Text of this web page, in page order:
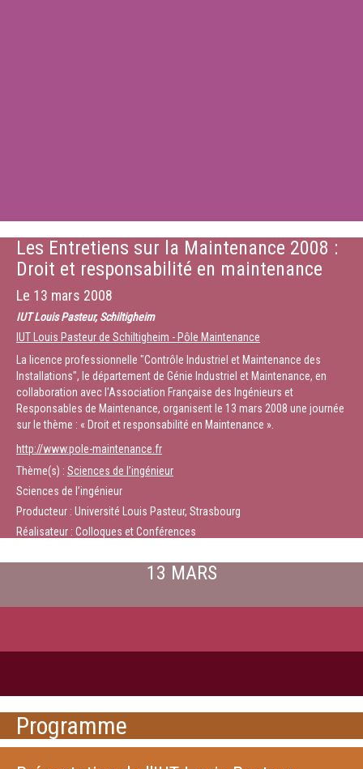
Les Entretiens sur la Maintenance 2008 :
Droit et responsabilité en maintenance
Le 13 mars 2008
IUT Louis Pasteur, Schiltigheim
IUT Louis Pasteur de Schiltigheim - Pôle Maintenance
La licence professionnelle "Contrôle Industriel et Maintenance des
Installations", le département de Génie Industriel et Maintenance, en
collaboration avec l'Association Française des Ingénieurs et
Responsables de Maintenance, organisent le 13 mars 2008 une journée
sur le thème : « Droit et responsabilité en Maintenance ».
http://www.pole-maintenance.fr
Thème(s) : Sciences de l’ingénieur
Sciences de l’ingénieur
Producteur : Université Louis Pasteur, Strasbourg
Réalisateur : Colloques et Conférences
13 MARS
Programme